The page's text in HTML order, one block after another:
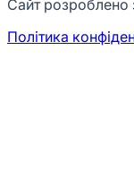
Сайт розроблено
Політика